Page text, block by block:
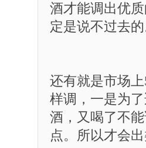
酒才能调出优
定是说不过去
还有就是市场
样调，一是为
酒，又喝了不
点。所以才会